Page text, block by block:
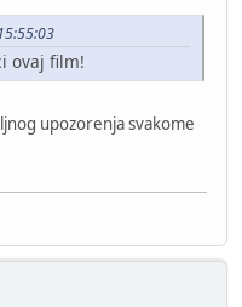
ovaj film!
upozorenja svakome